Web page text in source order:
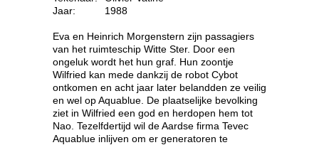
Jaar:
1988
Eva en Heinrich Morgenstern zijn passagiers
van het ruimteschip Witte Ster. Door een
ongeluk wordt het hun graf. Hun zoontje
Wilfried kan mede dankzij de robot Cybot
ontkomen en acht jaar later belandden ze veilig
en wel op Aquablue. De plaatselijke bevolking
ziet in Wilfried een god en herdopen hem tot
Nao. Tezelfdertijd wil de Aardse firma Tevec
Aquablue inlijven om er generatoren te